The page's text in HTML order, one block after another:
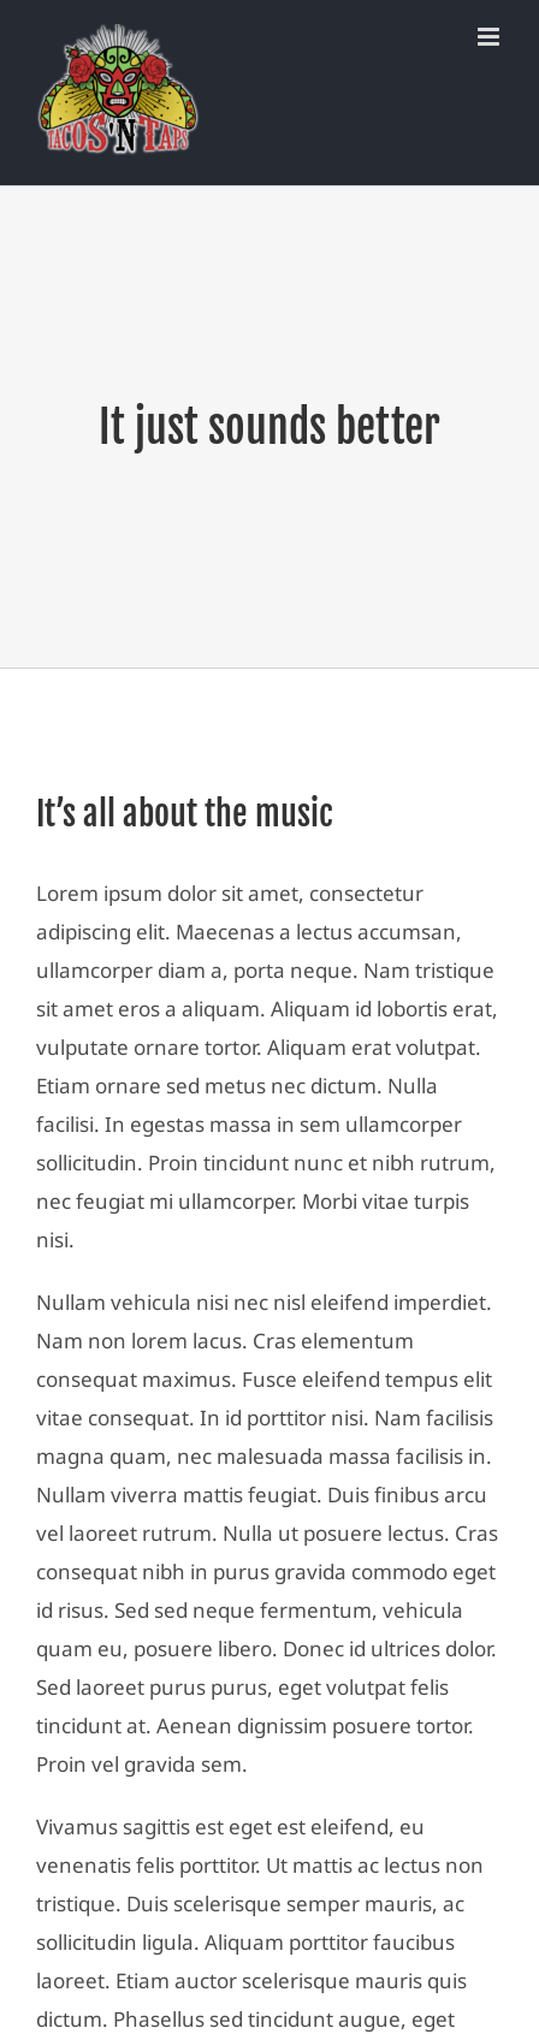
content
It just sounds better
It’s all about the music
Lorem ipsum dolor sit amet, consectetur
adipiscing elit. Maecenas a lectus accumsan,
ullamcorper diam a, porta neque. Nam tristique
sit amet eros a aliquam. Aliquam id lobortis erat,
vulputate ornare tortor. Aliquam erat volutpat.
Etiam ornare sed metus nec dictum. Nulla
facilisi. In egestas massa in sem ullamcorper
sollicitudin. Proin tincidunt nunc et nibh rutrum,
nec feugiat mi ullamcorper. Morbi vitae turpis
nisi.
Nullam vehicula nisi nec nisl eleifend imperdiet.
Nam non lorem lacus. Cras elementum
consequat maximus. Fusce eleifend tempus elit
vitae consequat. In id porttitor nisi. Nam facilisis
magna quam, nec malesuada massa facilisis in.
Nullam viverra mattis feugiat. Duis finibus arcu
vel laoreet rutrum. Nulla ut posuere lectus. Cras
consequat nibh in purus gravida commodo eget
id risus. Sed sed neque fermentum, vehicula
quam eu, posuere libero. Donec id ultrices dolor.
Sed laoreet purus purus, eget volutpat felis
tincidunt at. Aenean dignissim posuere tortor.
Proin vel gravida sem.
Vivamus sagittis est eget est eleifend, eu
venenatis felis porttitor. Ut mattis ac lectus non
tristique. Duis scelerisque semper mauris, ac
sollicitudin ligula. Aliquam porttitor faucibus
laoreet. Etiam auctor scelerisque mauris quis
dictum. Phasellus sed tincidunt augue, eget